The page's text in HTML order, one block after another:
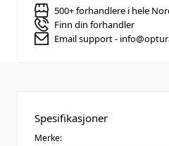
500+ forhandlere i hele
Finn din forhandler
Email support -
Spesifikasjoner
Merke: